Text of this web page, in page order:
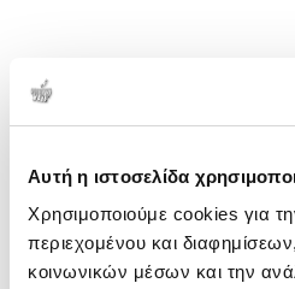
Αυτή η ιστοσελίδα
Χρησιμοποιούμε cookies για
περιεχομένου και
κοινωνικών μέσων και την